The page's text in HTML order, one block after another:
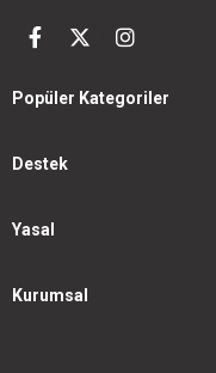
Popüler Kategoriler
Destek
Yasal
Kurumsal